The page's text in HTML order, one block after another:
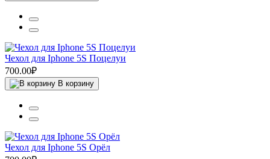
Чехол для Iphone 5S Поцелуи
700.00₽
В корзину
Чехол для Iphone 5S Орёл